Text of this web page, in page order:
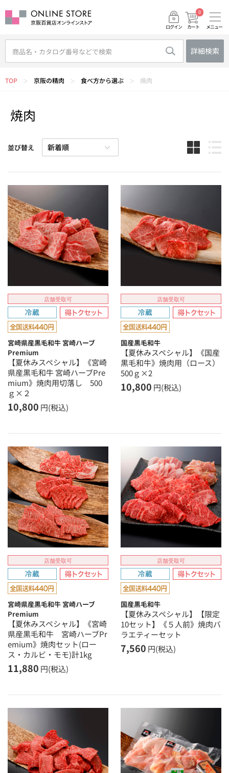
ログイン カート
0
メニュー
詳細検索
TOP ＞ 京阪の精肉 ＞ 食べ方から選ぶ ＞ 焼肉
焼肉
並び替え
店舗受取可
宮崎県産黒毛和牛 宮崎ハーブ
Premium
【夏休みスペシャル】《宮崎
県産黒毛和牛 宮崎ハーブPre
mium》焼肉用切落し 500
ｇ×２
10,800 円(税込)
店舗受取可
国産黒毛和牛
【夏休みスペシャル】《国産
黒毛和牛》焼肉用（ロース）
500ｇ×2
10,800 円(税込)
店舗受取可
宮崎県産黒毛和牛 宮崎ハーブ
Premium
【夏休みスペシャル】《宮崎
県産黒毛和牛 宮崎ハーブPr
emium》焼肉セット(ロー
ス・カルビ・モモ)計1kg
11,880 円(税込)
店舗受取可
国産黒毛和牛
【夏休みスペシャル】【限定
10セット】《５人前》焼肉バ
ラエティーセット
7,560 円(税込)